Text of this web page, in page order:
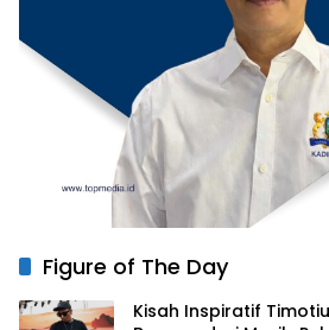
Figure of The Day
Kisah Inspiratif